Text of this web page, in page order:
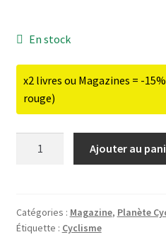
En stock
x2 livres ou Magazines = -
rouge)
130
Ajouter au
Catégories : Magazine, Planète
Étiquette : Cyclisme